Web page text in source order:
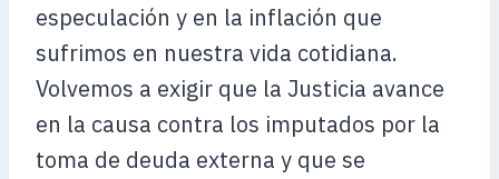
especulación y en la inflación que
sufrimos en nuestra vida cotidiana.
Volvemos a exigir que la Justicia avance
en la causa contra los imputados por la
toma de deuda externa y que se